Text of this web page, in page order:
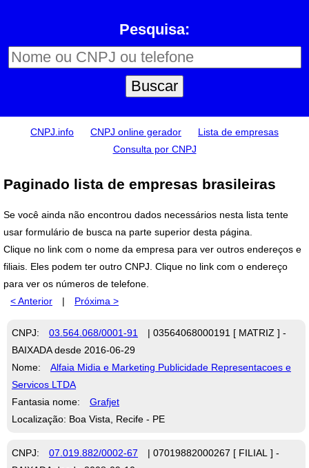
Pesquisa:
CNPJ.info CNPJ online gerador
Lista de empresas
Consulta por CNPJ
Paginado lista de empresas brasileiras
Se você ainda não encontrou dados necessários nesta lista tente
usar formulário de busca na parte superior desta página.
Clique no link com o nome da empresa para ver outros endereços e
filiais. Eles podem ter outro CNPJ. Clique no link com o endereço
para ver os números de telefone.
< Anterior
| Próxima >
CNPJ: 03.564.068/0001-91
| 03564068000191 [ MATRIZ ] -
BAIXADA desde 2016-06-29
Nome:
Alfaia Midia e Marketing Publicidade Representacoes e
Servicos LTDA
Fantasia nome:
Grafjet
Localização: Boa Vista, Recife - PE
CNPJ: 07.019.882/0002-67
| 07019882000267 [ FILIAL ] -